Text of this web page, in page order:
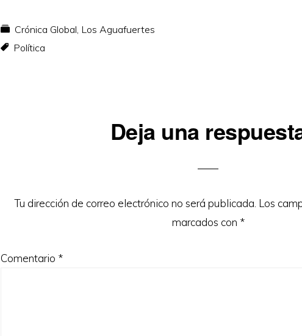
Crónica Global, Los Aguafuertes
Política
lectores
Deja una
Tu dirección de correo electrónico no será publicada. Los
marcados con *
Comentario *